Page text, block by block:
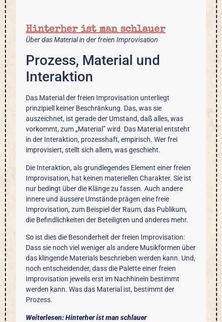
Hinterher ist man schlauer
Über das Material in der freien Improvisation
Prozess, Material und
Interaktion
Das Material der freien Improvisation unterliegt
prinzipiell keiner Beschränkung. Das, was sie
auszeichnet, ist gerade der Umstand, daß alles, was
vorkommt, zum „Material” wird. Das Material entsteht
in der Interaktion, prozesshaft, empirisch. Wer frei
improvisiert, stellt sich allem, was geschieht.
Die Interaktion, als grundlegendes Element einer freien
Improvisation, hat keinen materiellen Charakter. Sie ist
nur bedingt über die Klänge zu fassen. Auch andere
innere und äussere Umstände prägen eine freie
Improvisation, zum Beispiel der Raum, das Publikum,
die Befindlichkeiten der Beteiligten und anderes mehr.
So ist dies die Besonderheit der freien Improvisation:
Dass sie noch viel weniger als andere Musikformen über
das klingende Materials beschrieben werden kann. Und,
noch entscheidender, dass die Palette einer freien
Improvisation jeweils erst im Nachhinein bestimmt
werden kann. Was das Material ist, bestimmt der
Prozess.
Weiterlesen: Hinterher ist man schlauer